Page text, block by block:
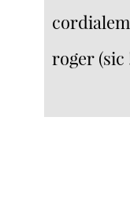
roger (sic